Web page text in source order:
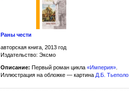
Раны чести
авторская книга, 2013 год
Издательство: Эксмо
Описание: Первый роман цикла «Империя»
Иллюстрация на обложке — картина Д.Б. Тьеполо